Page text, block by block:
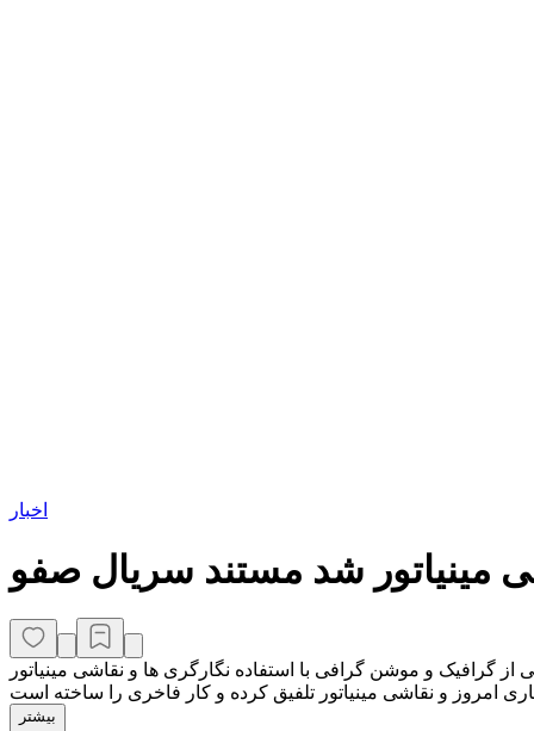
اخبار
گرافیک و موشن گرافی با استفاده نگارگری ها و نقاشی مینیاتور
بیشتر